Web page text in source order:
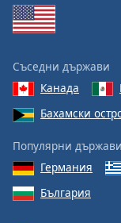
Съседни държави
Канада
Бахамски
Популярни държави
Германия
България